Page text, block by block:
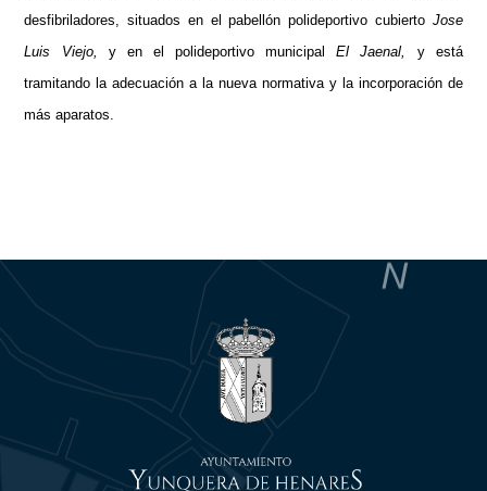
desfibriladores, situados en el pabellón polideportivo cubierto Jose
Luis Viejo, y en el polideportivo municipalEl Jaenal, y está
tramitando la adecuación a la nueva normativa y la incorporación de
más aparatos.